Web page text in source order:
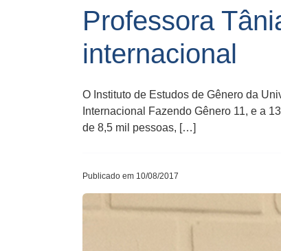
Professora
internacional
O Instituto de Estudos de Gênero da
Internacional Fazendo Gênero 11, e a
de 8,5 mil pessoas, […]
Publicado em 10/08/2017